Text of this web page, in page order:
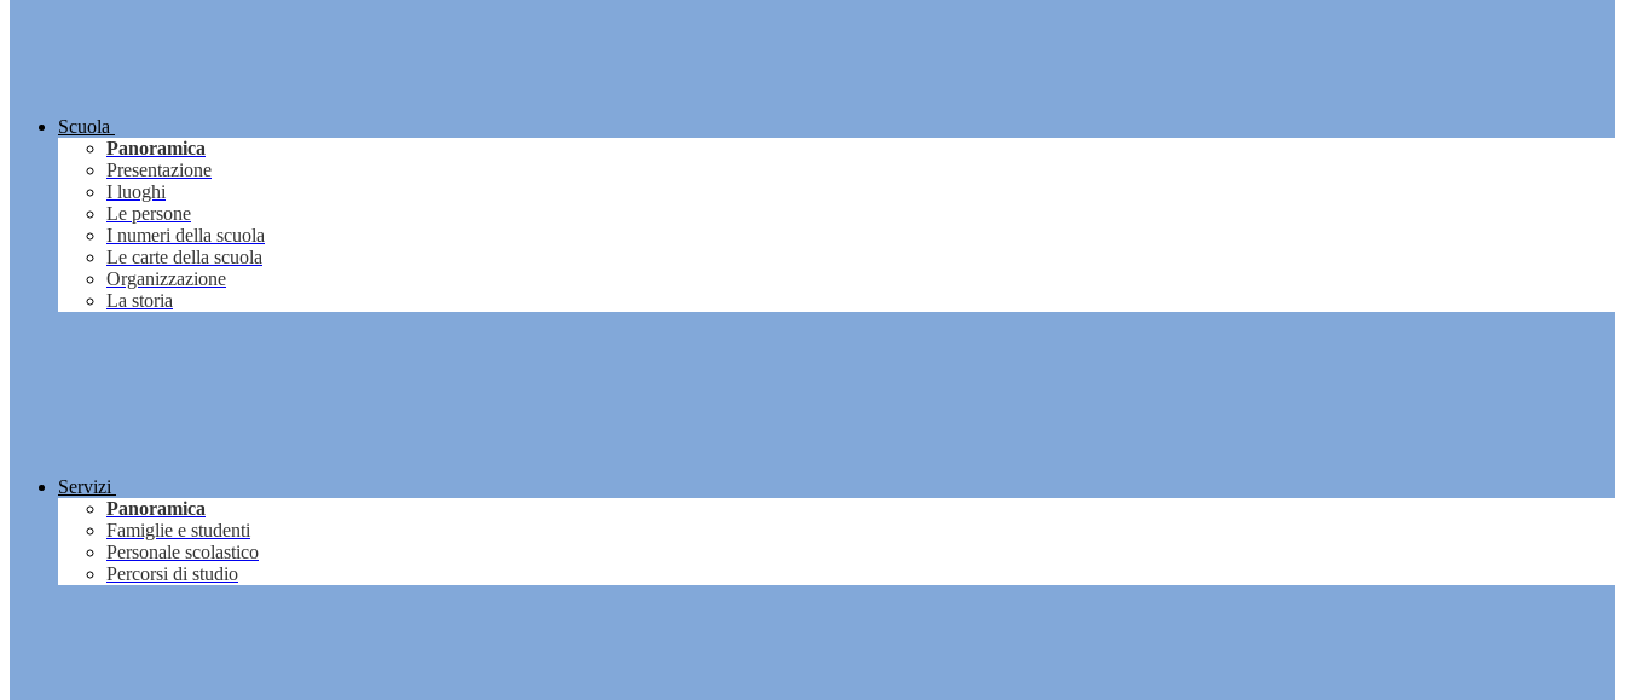
Scuola
Panoramica
Presentazione
I luoghi
Le persone
I numeri della scuola
Le carte della scuola
Organizzazione
La storia
Servizi
Panoramica
Famiglie e studenti
Personale scolastico
Percorsi di studio